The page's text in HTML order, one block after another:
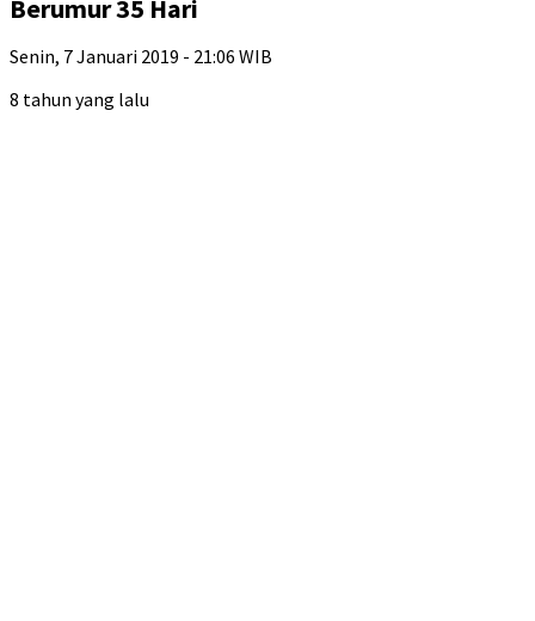
Berumur 35 Hari
Senin, 7 Januari 2019 - 21:06 WIB
8 tahun yang lalu